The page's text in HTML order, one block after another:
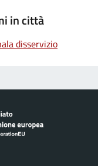
in città
disservizio